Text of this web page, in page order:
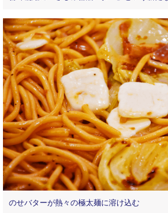
のせバターが熱々の極太麺に溶け込む